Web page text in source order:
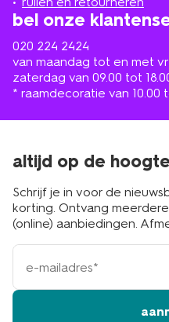
bel onze
020 224 2424
van maandag tot en met
zaterdag van 09.00 tot
* raamdecoratie van 10.00
altijd op de
Schrijf je in voor de
korting. Ontvang
(online) aanbiedingen.
e-
mailadres